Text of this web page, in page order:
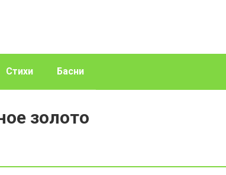
Стихи Басни
золото